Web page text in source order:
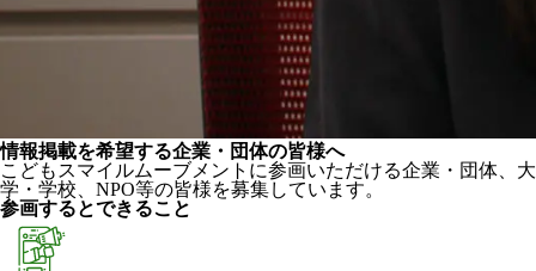
情報掲載を希望する企業・団体の皆様へ
こどもスマイルムーブメントに参画いただける企業・団体、大
学・学校、NPO等の皆様を募集しています。
参画するとできること